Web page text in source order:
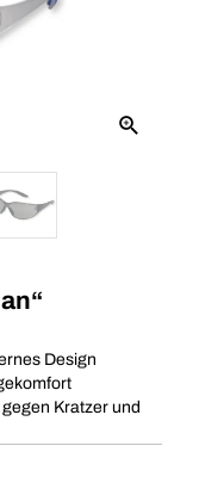
Design
Kratzer und